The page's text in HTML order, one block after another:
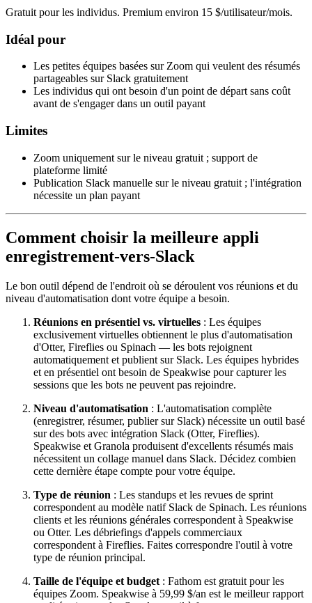
Gratuit pour les individus. Premium environ 15 $/utilisateur/mois.
Idéal pour
Les petites équipes basées sur Zoom qui veulent des résumés
partageables sur Slack gratuitement
Les individus qui ont besoin d'un point de départ sans coût
avant de s'engager dans un outil payant
Limites
Zoom uniquement sur le niveau gratuit ; support de
plateforme limité
Publication Slack manuelle sur le niveau gratuit ; l'intégration
nécessite un plan payant
Comment choisir la meilleure appli
enregistrement-vers-Slack
Le bon outil dépend de l'endroit où se déroulent vos réunions et du
niveau d'automatisation dont votre équipe a besoin.
Réunions en présentiel vs. virtuelles : Les équipes
exclusivement virtuelles obtiennent le plus d'automatisation
d'Otter, Fireflies ou Spinach — les bots rejoignent
automatiquement et publient sur Slack. Les équipes hybrides
et en présentiel ont besoin de Speakwise pour capturer les
sessions que les bots ne peuvent pas rejoindre.
Niveau d'automatisation : L'automatisation complète
(enregistrer, résumer, publier sur Slack) nécessite un outil basé
sur des bots avec intégration Slack (Otter, Fireflies).
Speakwise et Granola produisent d'excellents résumés mais
nécessitent un collage manuel dans Slack. Décidez combien
cette dernière étape compte pour votre équipe.
Type de réunion : Les standups et les revues de sprint
correspondent au modèle natif Slack de Spinach. Les réunions
clients et les réunions générales correspondent à Speakwise
ou Otter. Les débriefings d'appels commerciaux
correspondent à Fireflies. Faites correspondre l'outil à votre
type de réunion principal.
Taille de l'équipe et budget : Fathom est gratuit pour les
équipes Zoom. Speakwise à 59,99 $/an est le meilleur rapport